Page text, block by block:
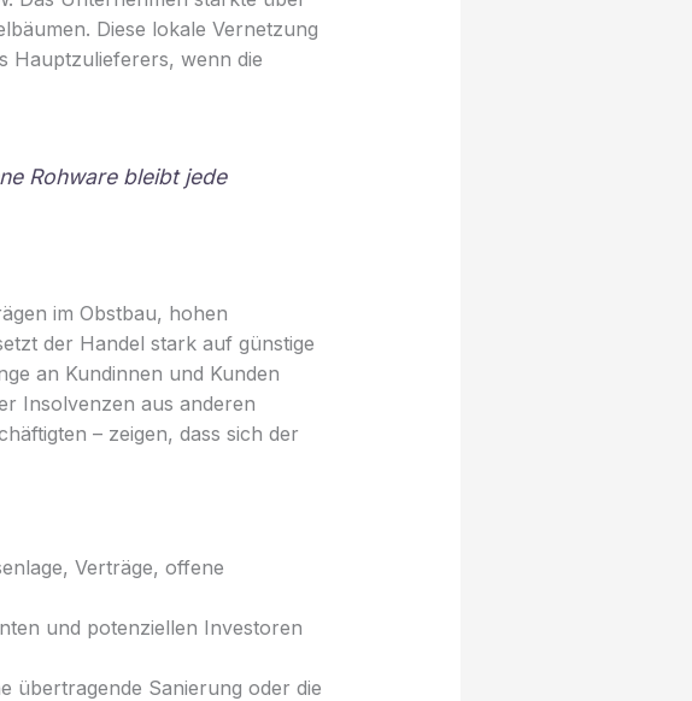
Diese lokale Vernetzung
Hauptzulieferers, wenn die
Rohware bleibt jede
im Obstbau, hohen
der Handel stark auf günstige
an Kundinnen und Kunden
Insolvenzen aus anderen
– zeigen, dass sich der
Verträge, offene
und potenziellen Investoren
übertragende Sanierung oder die